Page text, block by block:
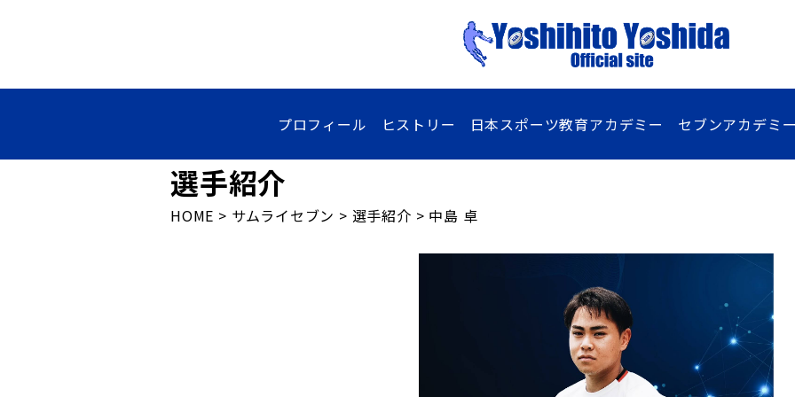
プロフィール ヒストリー 日本スポーツ教育アカデミー セブンアカデミー
選手紹介
HOME > サムライセブン > 選手紹介 > 中島 卓